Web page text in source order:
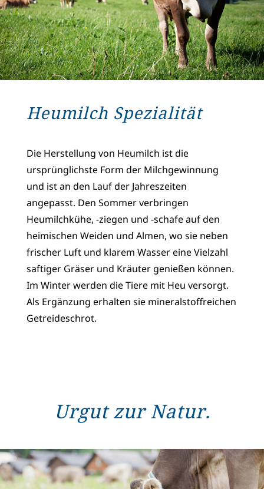
Heumilch Spezialität
Die Herstellung von Heumilch ist die
ursprünglichste Form der Milchgewinnung
und ist an den Lauf der Jahreszeiten
angepasst. Den Sommer verbringen
Heumilchkühe, -ziegen und -schafe auf den
heimischen Weiden und Almen, wo sie neben
frischer Luft und klarem Wasser eine Vielzahl
saftiger Gräser und Kräuter genießen können.
Im Winter werden die Tiere mit Heu versorgt.
Als Ergänzung erhalten sie mineralstoffreichen
Getreideschrot.
Urgut zur Natur.